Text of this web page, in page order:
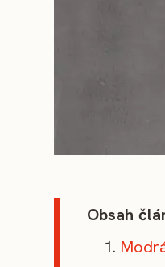
Obsah